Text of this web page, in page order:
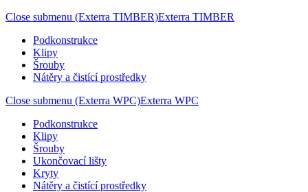
Close submenu (Exterra TIMBER)Exterra TIMBER
Podkonstrukce
Klipy
Šrouby
Nátěry a čistící prostředky
Close submenu (Exterra WPC)Exterra WPC
Podkonstrukce
Klipy
Šrouby
Ukončovací lišty
Kryty
Nátěry a čistící prostředky